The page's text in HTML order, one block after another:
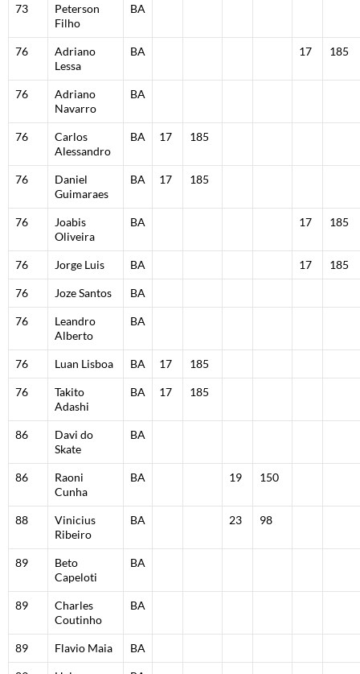
73
Peterson
Filho
BA
76
Adriano
Lessa
BA 17 185
76
Adriano
Navarro
BA
76
Carlos
Alessandro
BA 17 185
76
Daniel
Guimaraes
BA 17 185
76
Joabis
Oliveira
BA 17 185
76 Jorge Luis BA 17 185
76 Joze Santos BA
76
Leandro
Alberto
BA
76 Luan Lisboa BA 17 185
76
Takito
Adashi
BA 17 185
86
Davi do
Skate
BA
86
Raoni
Cunha
BA 19 150
88
Vinicius
Ribeiro
BA 23 98
89
Beto
Capeloti
BA
89
Charles
Coutinho
BA
89 Flavio Maia BA